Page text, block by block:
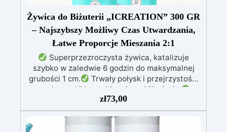
Żywica do Biżuterii „ICREATION” 300 GR
– Najszybszy Możliwy Czas Utwardzania,
Łatwe Proporcje Mieszania 2:1
Superprzezroczysta żywica, katalizuje
szybko w zaledwie 6 godzin do maksymalnej
grubości 1 cm.
Trwały połysk i przejrzystość,
z ochroną UV zapobiegającą żółknięciu.
Bezpieczna, certyfikowana BPA Free, bez
rozpuszczalników i bezzapachowa,
wyprodukowana w 100% we Włoszech.
zł73,00